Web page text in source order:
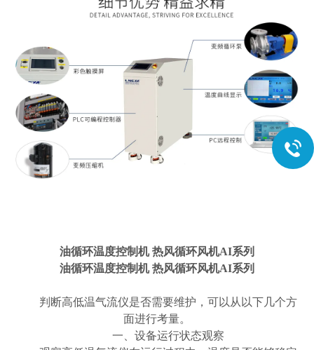
油循环温度控制机 热风循环风机AI系列
油循环温度控制机 热风循环风机AI系列
判断高低温气流仪是否需要维护，可以从以下几个方
面进行考量。
一、设备运行状态观察